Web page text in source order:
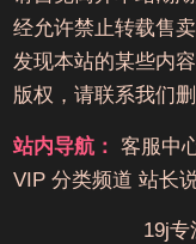
经允许禁止转载售
发现本站的某些内
版权，请联系我们删
站内导航： 客服中
VIP 分类频道 站长
19j专